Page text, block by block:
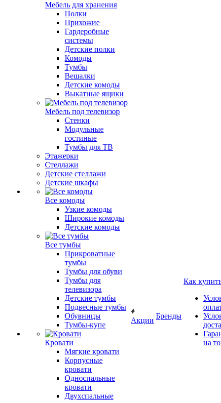
Мебель для хранения
Полки
Прихожие
Гардеробные
системы
Детские полки
Комоды
Тумбы
Вешалки
Детские комоды
Выкатные ящики
Мебель под телевизор
Стенки
Модульные
гостиные
Тумбы для ТВ
Этажерки
Стеллажи
Детские стеллажи
Детские шкафы
Все комоды
Узкие комоды
Широкие комоды
Детские комоды
Все тумбы
Прикроватные
тумбы
Тумбы для обуви
Тумбы для
телевизора
Детские тумбы
Подвесные тумбы
Обувницы
Тумбы-купе
Кровати
Мягкие кровати
Корпусные
кровати
Односпальные
кровати
Двухспальные
Акции
Бренды
Как
на